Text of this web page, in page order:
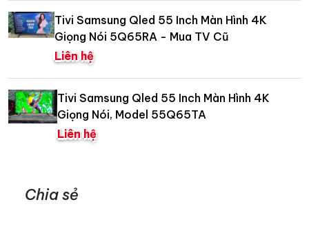
Tivi Samsung Qled 55 Inch Màn Hình 4K
Giọng Nói 5Q65RA - Mua TV Cũ
Liên hệ
Tivi Samsung Qled 55 Inch Màn Hình 4K
Giọng Nói, Model 55Q65TA
Liên hệ
Chia sẻ